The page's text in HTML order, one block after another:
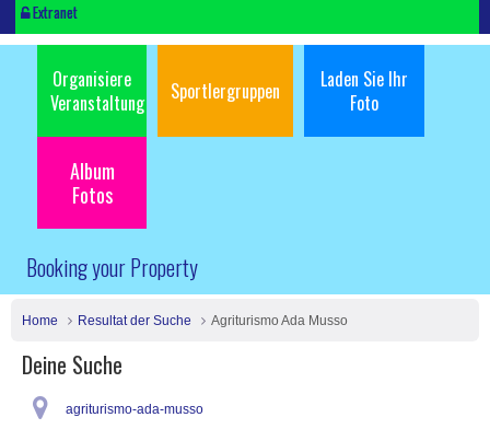
Extranet
Organisiere
Veranstaltung
Sportlergruppen
Laden Sie Ihr
Foto
Album
Fotos
Booking your Property
Home Resultat der Suche Agriturismo Ada Musso
Deine Suche
agriturismo-ada-musso